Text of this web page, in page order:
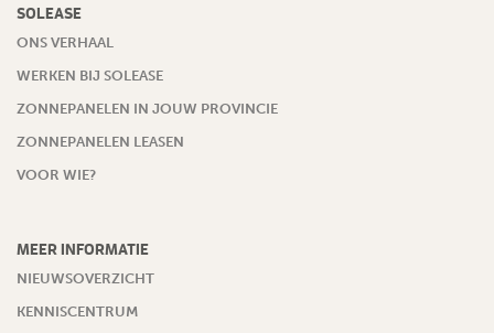
SOLEASE
ONS VERHAAL
WERKEN BIJ SOLEASE
ZONNEPANELEN IN JOUW PROVINCIE
ZONNEPANELEN LEASEN
VOOR WIE?
MEER INFORMATIE
NIEUWSOVERZICHT
KENNISCENTRUM